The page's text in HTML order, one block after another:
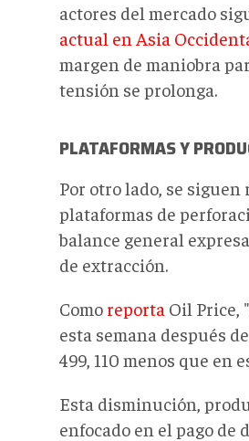
actores del mercado
actual en Asia
margen de maniobra
tensión se prolonga.
PLATAFORMAS Y
Por otro lado, se
plataformas de
balance general
de extracción.
Como reporta Oil Price,
esta semana después
499, 110 menos que en
Esta disminución,
enfocado en el pago